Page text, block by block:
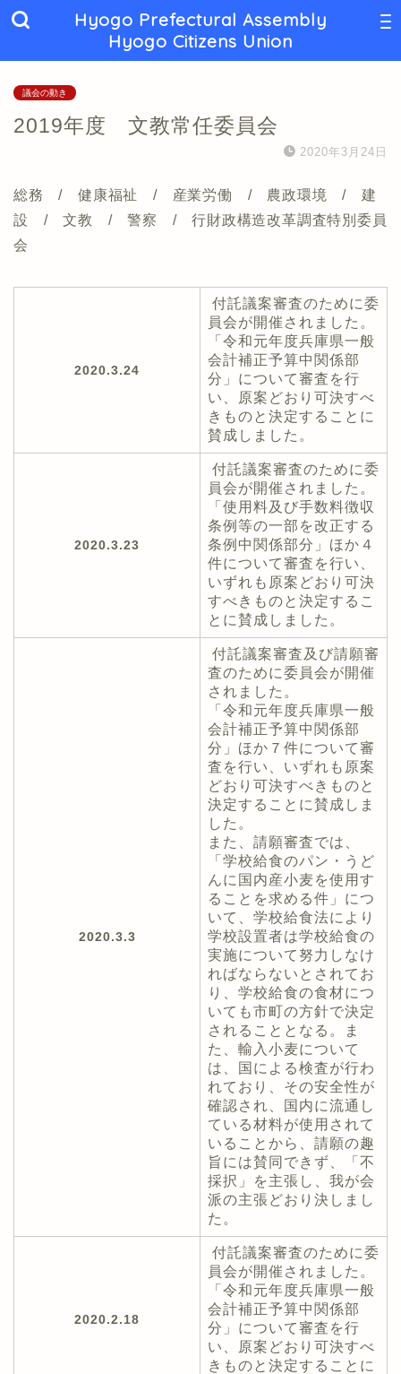
Hyogo Prefectural Assembly
Hyogo Citizens Union
議会の動き
2019年度 文教常任委員会
2020年3月24日
総務 / 健康福祉 / 産業労働 / 農政環境 / 建
設 / 文教 / 警察 / 行財政構造改革調査特別委員
会
2020.3.24
付託議案審査のために委
員会が開催されました。
「令和元年度兵庫県一般
会計補正予算中関係部
分」について審査を行
い、原案どおり可決すべ
きものと決定することに
賛成しました。
2020.3.23
付託議案審査のために委
員会が開催されました。
「使用料及び手数料徴収
条例等の一部を改正する
条例中関係部分」ほか４
件について審査を行い、
いずれも原案どおり可決
すべきものと決定するこ
とに賛成しました。
2020.3.3
付託議案審査及び請願審
査のために委員会が開催
されました。
「令和元年度兵庫県一般
会計補正予算中関係部
分」ほか７件について審
査を行い、いずれも原案
どおり可決すべきものと
決定することに賛成しま
した。
また、請願審査では、
「学校給食のパン・うど
んに国内産小麦を使用す
ることを求める件」につ
いて、学校給食法により
学校設置者は学校給食の
実施について努力しなけ
ればならないとされてお
り、学校給食の食材につ
いても市町の方針で決定
されることとなる。ま
た、輸入小麦について
は、国による検査が行わ
れており、その安全性が
確認され、国内に流通し
ている材料が使用されて
いることから、請願の趣
旨には賛同できず、「不
採択」を主張し、我が会
派の主張どおり決しまし
た。
2020.2.18
付託議案審査のために委
員会が開催されました。
「令和元年度兵庫県一般
会計補正予算中関係部
分」について審査を行
い、原案どおり可決すべ
きものと決定することに